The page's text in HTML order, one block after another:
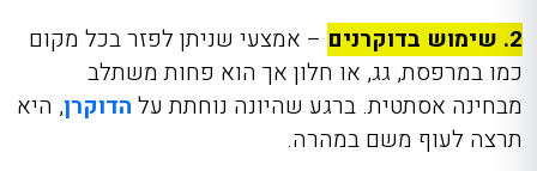
2. שימוש בדוקרנים
– אמצעי שניתן לפזר בכל מקום
כמו במרפסת, גג, או חלון אך הוא פחות משתלב
מבחינה אסתטית. ברגע שהיונה נוחתת על הדוקרן, היא
תרצה לעוף משם במהרה.